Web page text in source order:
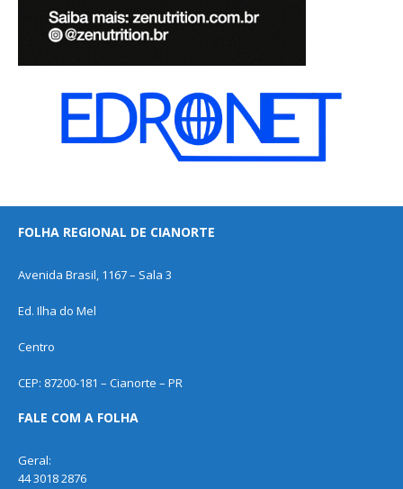
FOLHA REGIONAL DE CIANORTE
Avenida Brasil, 1167 – Sala 3
Ed. Ilha do Mel
Centro
CEP: 87200-181 – Cianorte – PR
FALE COM A FOLHA
Geral:
44 3018 2876